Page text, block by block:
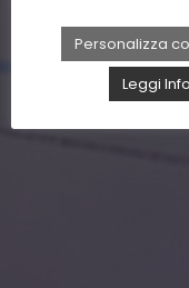
Personalizza
Leggi